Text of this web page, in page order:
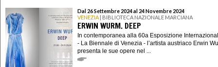
Dal 26 Settembre 2024 al 24 Novembre 2024
VENEZIA | BIBLIOTECA NAZIONALE MARCIANA
ERWIN WURM. DEEP
In contemporanea alla 60a Esposizione
- La Biennale di Venezia - l’artista austriaco Erwin
presenta le sue opere nel ...